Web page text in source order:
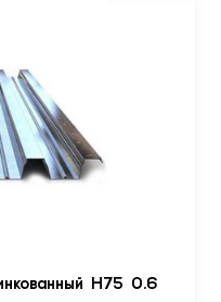
Н75 0.6